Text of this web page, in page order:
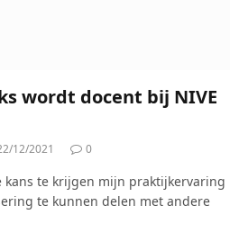
wordt docent bij NIVE
12/2021 0
kans te krijgen mijn praktijkervaring
te kunnen delen met andere